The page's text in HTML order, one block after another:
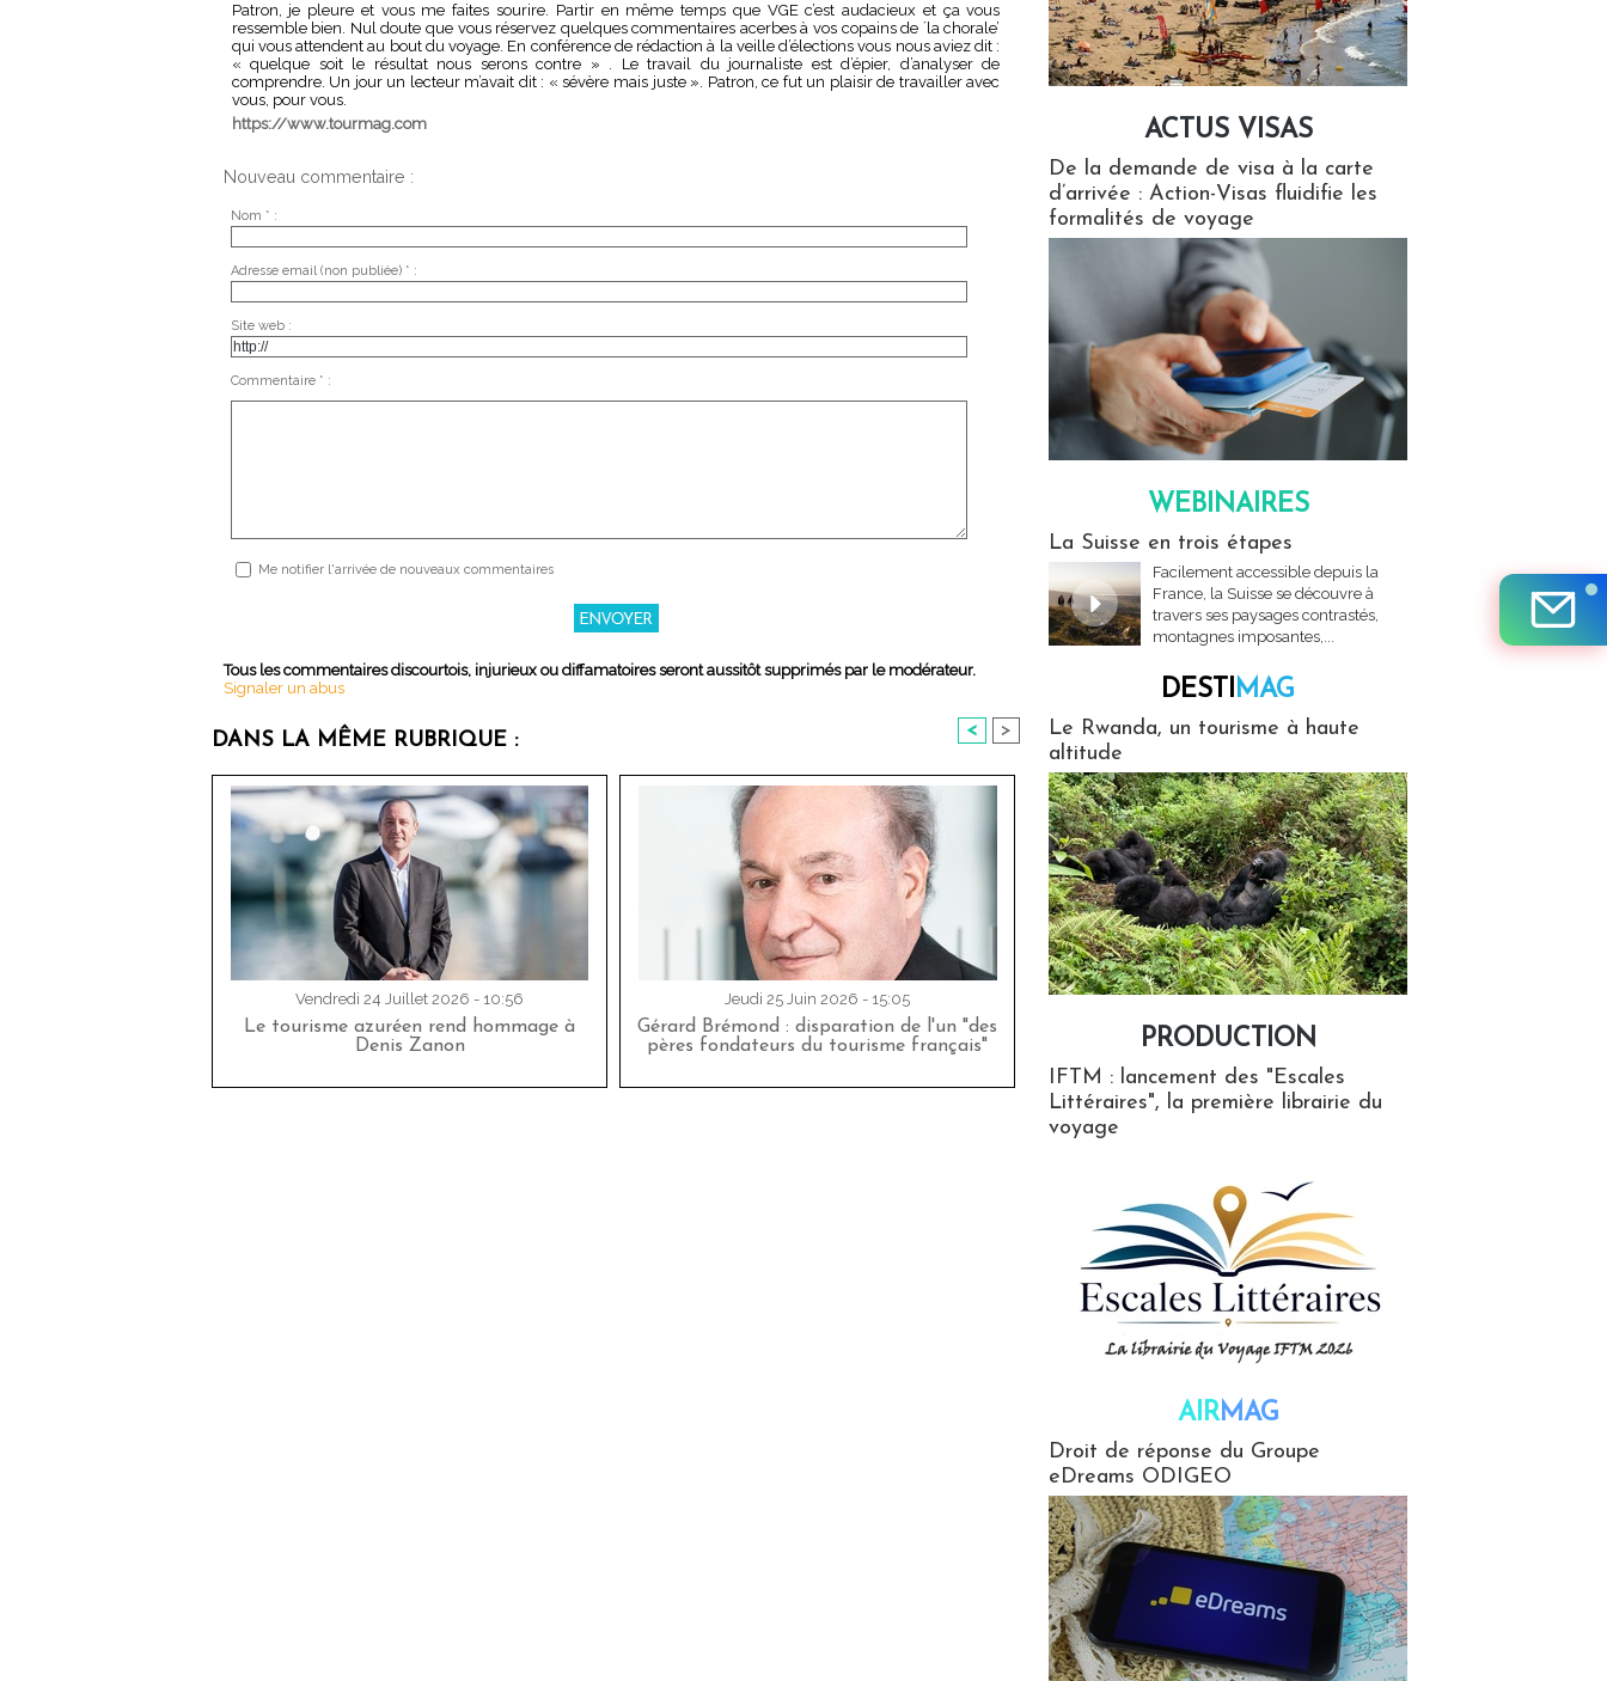
Patron, je pleure et vous me faites sourire. Partir en même temps que VGE c’est audacieux et ça vous
ressemble bien. Nul doute que vous réservez quelques commentaires acerbes à vos copains de ´la chorale’
qui vous attendent au bout du voyage. En conférence de rédaction à la veille d’élections vous nous aviez dit :
« quelque soit le résultat nous serons contre » . Le travail du journaliste est d’épier, d’analyser de
comprendre. Un jour un lecteur m’avait dit : « sévère mais juste ». Patron, ce fut un plaisir de travailler avec
vous, pour vous.
https://www.tourmag.com
Nouveau commentaire :
Nom * :
Adresse email (non publiée) * :
Site web :
Commentaire * :
Me notifier l'arrivée de nouveaux commentaires
Tous les commentaires discourtois, injurieux ou diffamatoires seront aussitôt supprimés par le modérateur.
Signaler un abus
DANS LA MÊME RUBRIQUE : < >
Vendredi 24 Juillet 2026 - 10:56
Le tourisme azuréen rend hommage à
Denis Zanon
Jeudi 25 Juin 2026 - 15:05
Gérard Brémond : disparation de l'un "des
pères fondateurs du tourisme français"
ACTUS VISAS
De la demande de visa à la carte
d’arrivée : Action-Visas fluidifie les
formalités de voyage
WEBINAIRES
La Suisse en trois étapes
Facilement accessible depuis la
France, la Suisse se découvre à
travers ses paysages contrastés,
montagnes imposantes,...
DESTIMAG
Le Rwanda, un tourisme à haute
altitude
PRODUCTION
IFTM : lancement des "Escales
Littéraires", la première librairie du
voyage
AIRMAG
Droit de réponse du Groupe
eDreams ODIGEO